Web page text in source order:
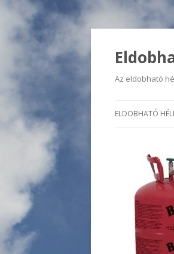
Az eldobható
ELDOBHATÓ